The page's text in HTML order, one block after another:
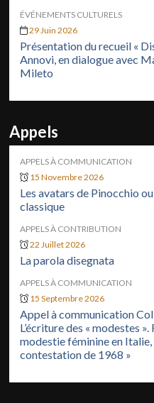
ÉVÉNEMENTS CULTURELS
29 Juin 2026
Présentation du recueil «
Annovi, en dialogue avec
Mileto
Appels
APPELS À COMMUNICATION
15 Novembre 2026
Les avatars de Pinocchio
classique
APPELS À CONTRIBUTION
22 Juillet 2026
La parola disegnata
APPELS À COMMUNICATION
15 Septembre 2026
Appel à communication
L’écriture des « modestes
modestie féminine en
contestation de 1968 »